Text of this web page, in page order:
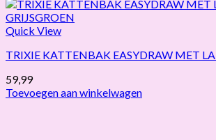
Quick View
TRIXIE KATTENBAK EASYDRAW MET
59,99
Toevoegen aan winkelwagen